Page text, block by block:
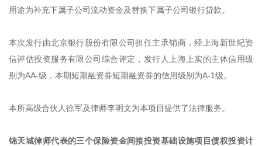
用途为补充下属子公司流动资金及替换下属子公司银行贷款。
本次发行由北京银行股份有限公司担任主承销商，经上海新世纪资
信评估投资服务有限公司综合评定，发行人上海上实的主体信用级
别为AA-级，本期短期融资券短期融资券的信用级别为A-1级。
本所高级合伙人徐军及律师李明文为本项目提供了法律服务。
锦天城律师代表的三个保险资金间接投资基础设施项目债权投资计